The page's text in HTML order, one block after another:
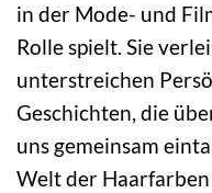
in der Mode- und
Rolle spielt. Sie
unterstreichen
Geschichten, die
uns gemeinsam
Welt der